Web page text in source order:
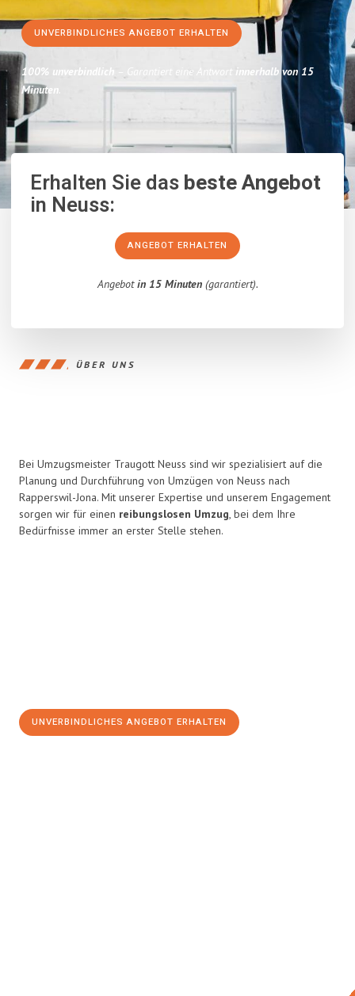
UNVERBINDLICHES ANGEBOT ERHALTEN
100% unverbindlich – Garantiert eine Antwort innerhalb von 15
Minuten.
Erhalten Sie dasbeste Angebot
in Neuss:
ANGEBOT ERHALTEN
Angebotin 15 Minuten(garantiert).
ÜBER UNS
Bei Umzugsmeister Traugott Neuss sind wir spezialisiert auf die
Planung und Durchführung von Umzügen von Neuss nach
Rapperswil-Jona. Mit unserer Expertise und unserem Engagement
sorgen wir für einen reibungslosen Umzug, bei dem Ihre
Bedürfnisse immer an erster Stelle stehen.
UNVERBINDLICHES ANGEBOT ERHALTEN